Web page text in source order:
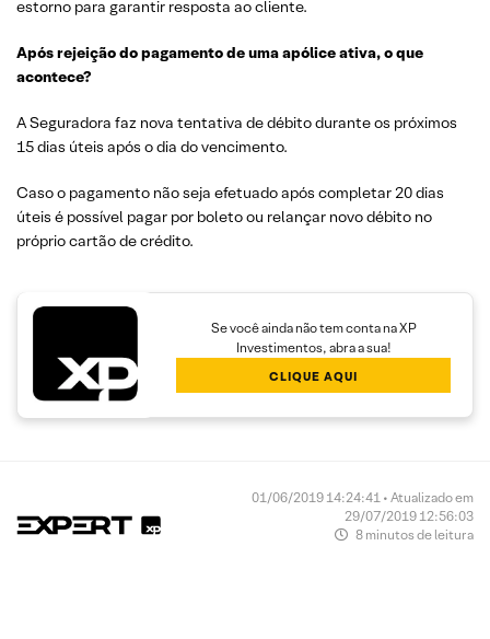
estorno para garantir resposta ao cliente.
Após rejeição do pagamento de uma apólice ativa, o que
acontece?
A Seguradora faz nova tentativa de débito durante os próximos
15 dias úteis após o dia do vencimento.
Caso o pagamento não seja efetuado após completar 20 dias
úteis é possível pagar por boleto ou relançar novo débito no
próprio cartão de crédito.
Se você ainda não tem conta na XP
Investimentos, abra a sua!
CLIQUE AQUI
01/06/2019 14:24:41 • Atualizado em
29/07/2019 12:56:03
8 minutos de leitura